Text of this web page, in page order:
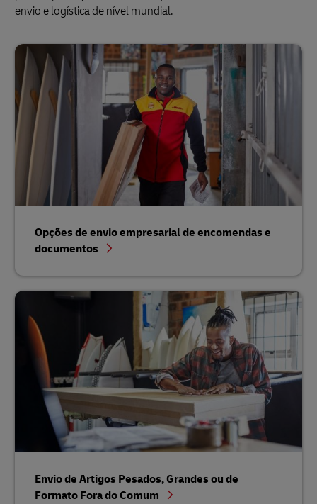
envio e logística de nível mundial.
Opções de envio empresarial de encomendas e
documentos
Envio de Artigos Pesados, Grandes ou de
Formato Fora do Comum